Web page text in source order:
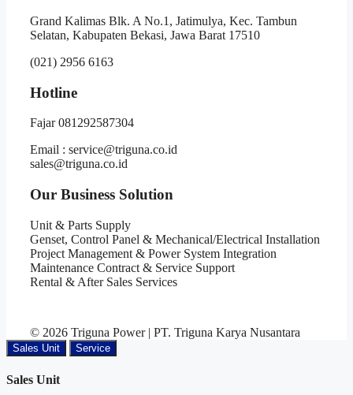
Grand Kalimas Blk. A No.1, Jatimulya, Kec. Tambun
Selatan, Kabupaten Bekasi, Jawa Barat 17510
(021) 2956 6163
Hotline
Fajar 081292587304
Email : service@triguna.co.id
sales@triguna.co.id
Our Business Solution
Unit & Parts Supply
Genset, Control Panel & Mechanical/Electrical Installation
Project Management & Power System Integration
Maintenance Contract & Service Support
Rental & After Sales Services
© 2026 Triguna Power | PT. Triguna Karya Nusantara
Sales Unit Service
Sales Unit